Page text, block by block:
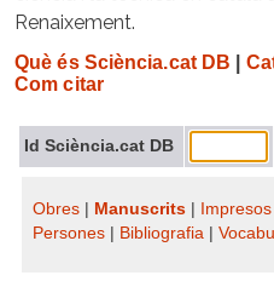
Renaixement.
Què és Sciència.cat DB
Com citar
Id Sciència.cat DB
Obres Manuscrits Impresos
Persones
Bibliografia